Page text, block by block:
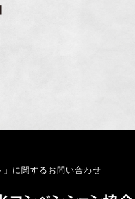
」に関するお問い合わせ